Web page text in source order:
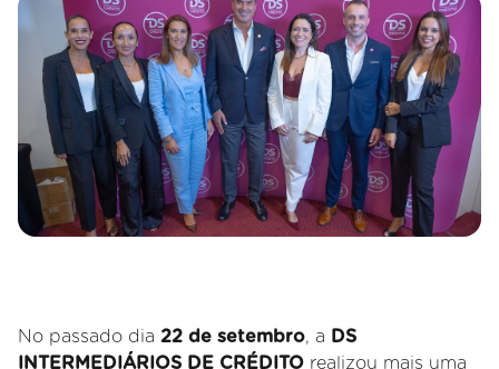
No passado dia 22 de setembro, a
DS
INTERMEDIÁRIOS DE CRÉDITO realizou mais uma